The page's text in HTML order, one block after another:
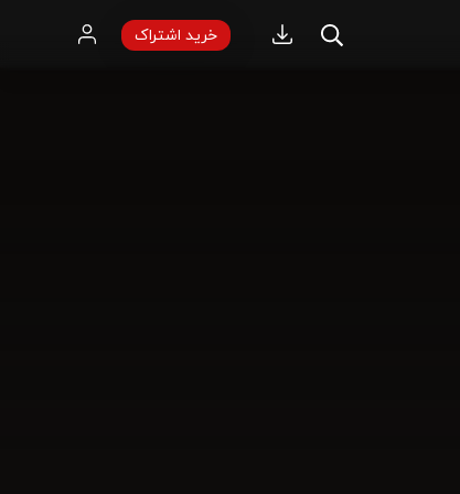
خرید اشتراک